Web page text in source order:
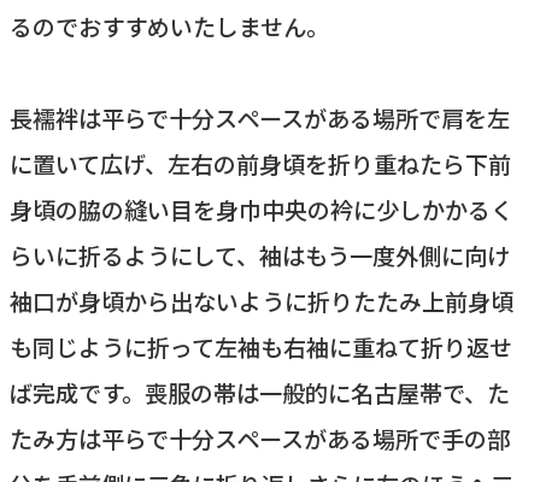
るのでおすすめいたしません。
長襦袢は平らで十分スペースがある場所で肩を左
に置いて広げ、左右の前身頃を折り重ねたら下前
身頃の脇の縫い目を身巾中央の衿に少しかかるく
らいに折るようにして、袖はもう一度外側に向け
袖口が身頃から出ないように折りたたみ上前身頃
も同じように折って左袖も右袖に重ねて折り返せ
ば完成です。喪服の帯は一般的に名古屋帯で、た
たみ方は平らで十分スペースがある場所で手の部